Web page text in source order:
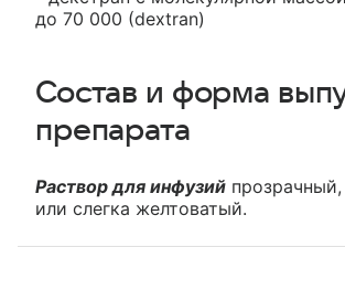
до 70 000 (dextran)
Состав и форма
препарата
Раствор для инфузий
или слегка желтоватый.